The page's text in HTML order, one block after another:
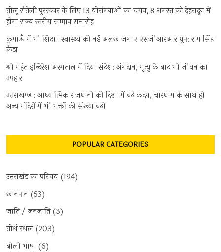
तीलू रौतेली पुरस्कार के लिए 13 वीरांगनाओं का चयन, 8 अगस्त को देहरादून में
होगा राज्य स्तरीय सम्मान समारोह
कुमाऊँ में भी शिक्षा-स्वास्थ्य की नई अलख जगाए एसजीआरआर ग्रुप: राम सिंह
कैड़ा
श्री महंत इन्दिरेश अस्पताल में दिया संदेश: अंगदान, मृत्यु के बाद भी जीवन का
उपहार
उत्तराखण्ड : आध्यात्मिक राजधानी की दिशा में बढ़े कदम, चारधाम के साथ ही
अन्य मंदिरों में भी भक्तों की संख्या बढ़ी
POPULAR CATEGORIES
उत्तराखंड का परिचय (194)
खानपान (53)
जाति / जनजाति(3)
तीर्थ स्थल (203)
बोली भाषा (6)